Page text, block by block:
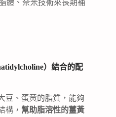
體、奈米技術來長期補
）結合的配
豆、蛋黃的脂質，能夠
構， 幫助脂溶性的薑黃